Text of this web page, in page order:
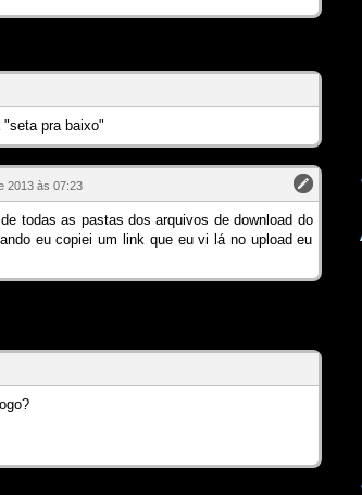
pra baixo"
2013 às 07:23
todas as pastas dos arquivos de download do
eu copiei um link que eu vi lá no upload eu